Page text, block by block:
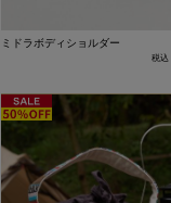
ミドラボディショルダー